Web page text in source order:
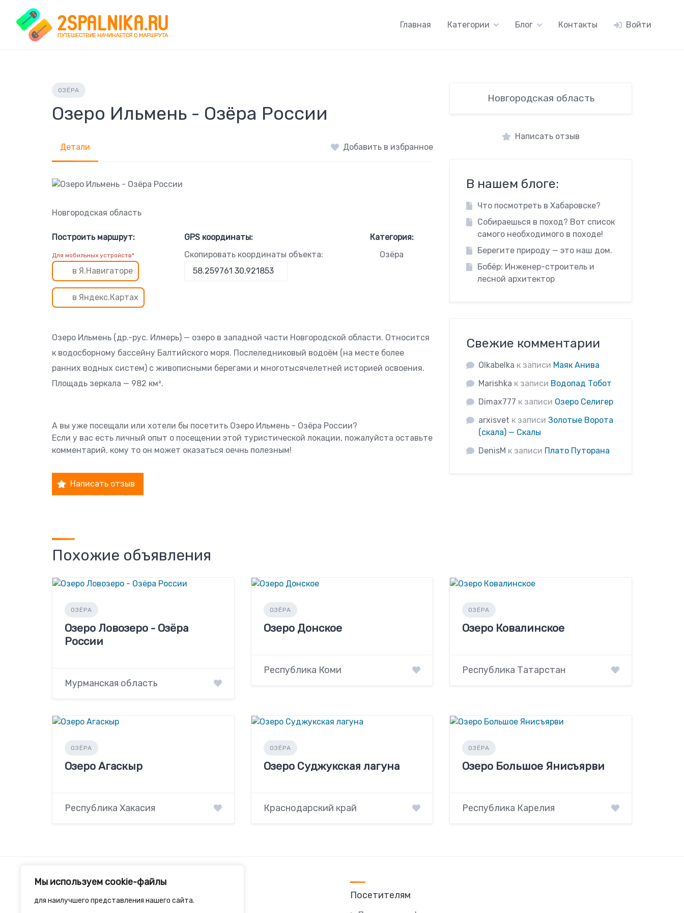
Мы используем cookie-файлы
для наилучшего представления нашего сайта.
content
Главная Категории Блог Контакты Войти
ОЗЁРА
Озеро Ильмень - Озёра России
Детали Добавить в избранное
Новгородская область
Построить маршрут:
Для мобильных устройств*
в Я.Навигаторе
в Яндекс.Картах
GPS координаты:
Скопировать координаты объекта:
Категория:
Озёра
Озеро Ильмень (др.-рус. Илмерь) — озеро в западной части Новгородской области. Относится
к водосборному бассейну Балтийского моря. Послеледниковый водоём (на месте более
ранних водных систем) с живописными берегами и многотысячелетней историей освоения.
Площадь зеркала — 982 км².
А вы уже посещали или хотели бы посетить Озеро Ильмень - Озёра России?
Если у вас есть личный опыт о посещении этой туристической локации, пожалуйста оставьте
комментарий, кому то он может оказаться оечнь полезным!
Написать отзыв
Новгородская область
Написать отзыв
В нашем блоге:
Что посмотреть в Хабаровске?
Собираешься в поход? Вот список
самого необходимого в походе!
Берегите природу — это наш дом.
Бобёр: Инженер-строитель и
лесной архитектор
Свежие комментарии
Olkabelka к записи Маяк Анива
Marishka к записи Водопад Тобот
Dimax777 к записи Озеро Селигер
arxisvet к записиЗолотые Ворота
(скала) — Скалы
DenisM к записи Плато Путорана
Похожие объявления
ОЗЁРА
Озеро Ловозеро - Озёра
России
Мурманская область
ОЗЁРА
Озеро Донcкое
Республика Коми
ОЗЁРА
Озеро Ковалинское
Республика Татарстан
ОЗЁРА
Озеро Агаскыр
Республика Хакасия
ОЗЁРА
Озеро Суджукская лагуна
Краснодарский край
ОЗЁРА
Озеро Большое Янисъярви
Республика Карелия
Посетителям